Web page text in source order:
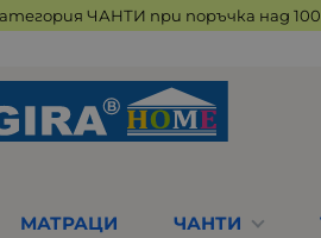
ЧАНТИ при поръчка над 100
МАТРАЦИ ЧАНТИ